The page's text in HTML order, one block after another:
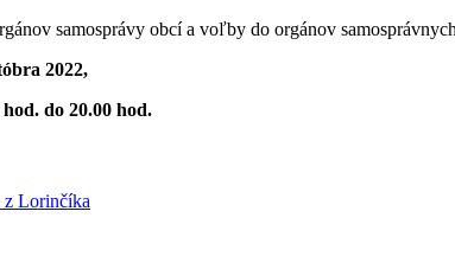
samosprávy obcí a voľby do orgánov
2022,
do 20.00 hod.